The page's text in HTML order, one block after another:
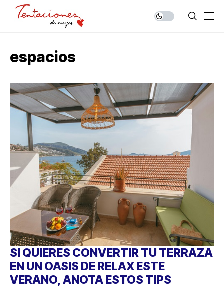
espacios
SI QUIERES CONVERTIR TU TERRAZA
EN UN OASIS DE RELAX ESTE
VERANO, ANOTA ESTOS TIPS